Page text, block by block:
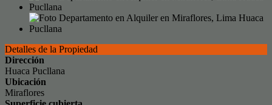
Detalles de la Propiedad
Dirección
Huaca Pucllana
Ubicación
Miraflores